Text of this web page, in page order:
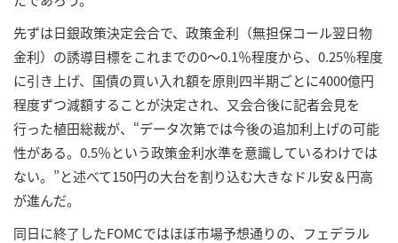
先ずは日銀政策決定会合で、政策金利（無担保コール翌日物
金利）の誘導目標をこれまでの0～0.1％程度から、0.25％程度
に引き上げ、国債の買い入れ額を原則四半期ごとに4000億円
程度ずつ減額することが決定され、又会合後に記者会見を
行った植田総裁が、“データ次第では今後の追加利上げの可能
性がある。0.5％という政策金利水準を意識しているわけでは
ない。”と述べて150円の大台を割り込む大きなドル安＆円高
が進んだ。
同日に終了したFOMCではほぼ市場予想通りの、フェデラル